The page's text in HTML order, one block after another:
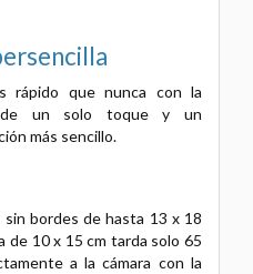
rápido que nunca con la
de un solo toque y un
más sencillo.
bordes de hasta 13 x 18
de 10 x 15 cm tarda solo 65
a la cámara con la